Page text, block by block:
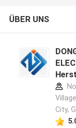
ÜBER UNS
City,